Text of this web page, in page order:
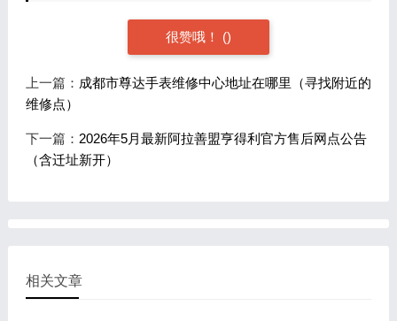
很赞哦！ ()
上一篇： 成都市尊达手表维修中心地址在哪里（寻找附近的
维修点）
下一篇： 2026年5月最新阿拉善盟亨得利官方售后网点公告
（含迁址新开）
相关文章